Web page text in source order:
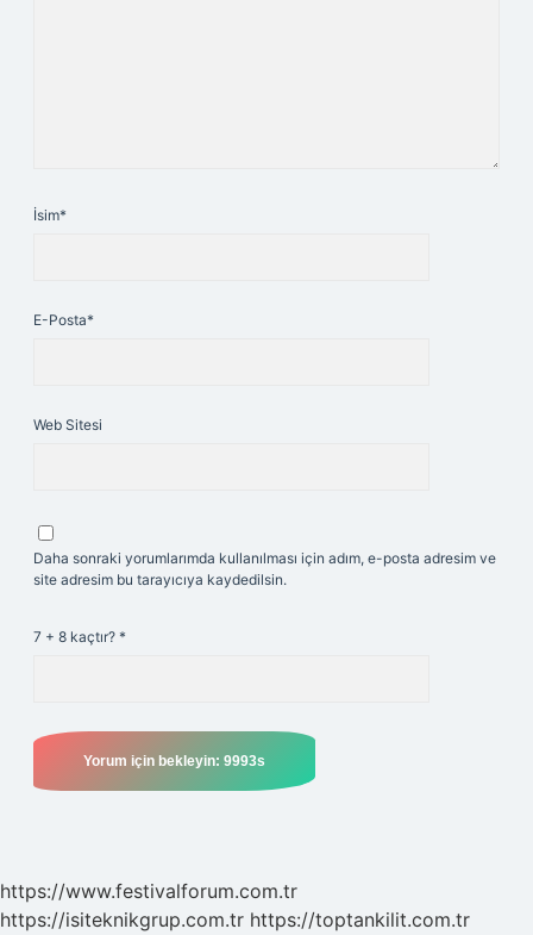
İsim*
E-Posta*
Web Sitesi
Daha sonraki yorumlarımda kullanılması için adım, e-posta adresim ve
site adresim bu tarayıcıya kaydedilsin.
7 + 8 kaçtır? *
https://www.festivalforum.com.tr
https://isiteknikgrup.com.tr https://toptankilit.com.tr